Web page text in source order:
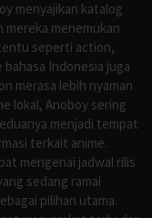
menyajikan katalog
menemukan
seperti action,
Indonesia juga
merasa lebih nyaman
lokal, Anoboy sering
menjadi tempat
terkait anime.
mengenai jadwal rilis
sedang ramai
pilihan utama.